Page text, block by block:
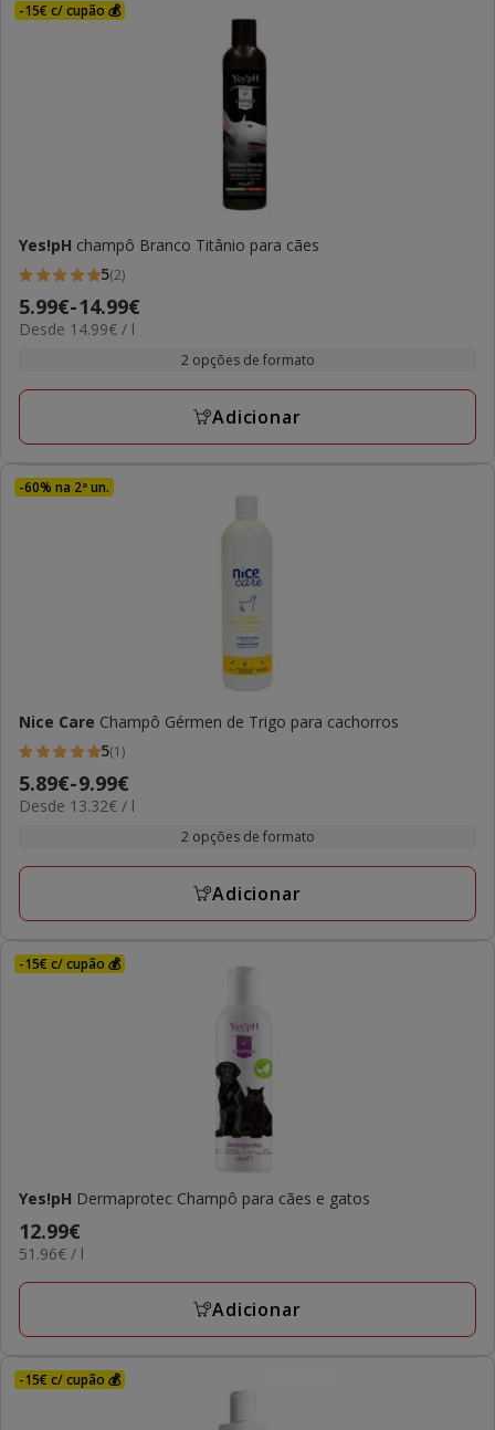
-15€ c/ cupão 💰
Yes!pH champô Branco Titânio para cães
5
estrelas
com
avaliações
5(2)
Preço
de
a
5.99€-14.99€
14.99€
Desde 14.99€ / l
2 opções de formato
Adicionar
-60% na 2ª un.
Nice Care Champô Gérmen de Trigo para cachorros
5
estrelas
com
avaliações
5(1)
Preço
de
a
5.89€-9.99€
13.32€
Desde 13.32€ / l
2 opções de formato
Adicionar
-15€ c/ cupão 💰
Yes!pH Dermaprotec Champô para cães e gatos
Preço
12.99€
12.99€
51.96€
L
51.96€ / l
Adicionar
-15€ c/ cupão 💰